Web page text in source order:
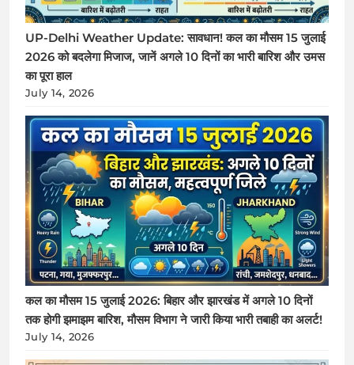
UP-Delhi Weather Update: सावधान! कल का मौसम 15 जुलाई
2026 को बदलेगा मिजाज, जानें अगले 10 दिनों का भारी बारिश और उमस
का पूरा हाल
July 14, 2026
कल का मौसम 15 जुलाई 2026: बिहार और झारखंड में अगले 10 दिनों
तक होगी झमाझम बारिश, मौसम विभाग ने जारी किया भारी तबाही का अलर्ट!
July 14, 2026